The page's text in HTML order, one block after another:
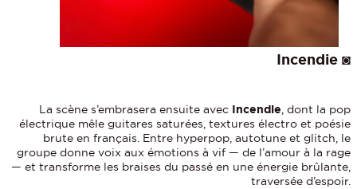
Incendie◙
La scène s’embrasera ensuite avec Incendie , dont la pop
électrique mêle guitares saturées, textures électro et poésie
brute en français. Entre hyperpop, autotune et glitch, le
groupe donne voix aux émotions à vif — de l’amour à la rage
— et transforme les braises du passé en une énergie brûlante,
traversée d’espoir.